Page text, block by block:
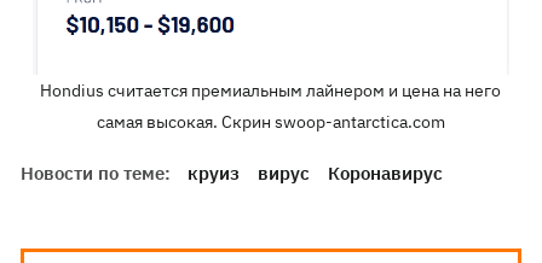
Hondius считается премиальным лайнером и цена на него
самая высокая. Скрин swoop-antarctica.com
Новости по теме: круиз вирус Коронавирус